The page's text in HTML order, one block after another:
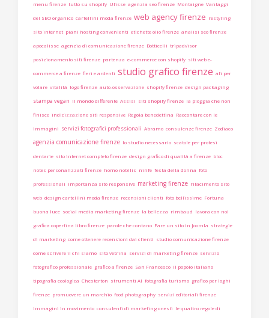
menu firenze tutto su shopify Ulisse agenzia seo firenze Montaigne Vantaggi
del SEO organico cartellini moda firenze web agency firenze restyling
sito internet piani hosting convenienti etichette olio firenze analisi seo firenze
apocalisse agenzia di comunicazione firenze Botticelli tripadvisor
posizionamento siti firenze partenza e-commerce con shopify siti web e-
commerce a firenze fieri e ardenti studio grafico firenze ali per
volare vitalità logo firenze auto-osservazione shopify firenze design packaging
stampa vegan il mondo differente Assisi siti shopify firenze la pioggia che non
finisce indicizzazione siti responsive Regola benedettina Raccontare con le
immagini servizi fotografici professionali Abramo consulenze firenze Zodiaco
agenzia comunicazione firenze lo studio necessario scatole per protesi
dentarie sito internet completo firenze design grafico di qualità a firenze bloc
notes personalizzati firenze homo nobilis ninfe festa della donna foto
professionali importanza sito responsive marketing firenze rifacimento sito
web design cartellini moda firenze recensioni clienti foto bellissime Fortuna
buona luce social media marketing firenze la bellezza rimbaud lavora con noi
grafica copertina libro firenze parole che contano Fare un sito in Joomla strategie
di marketing come ottenere recensioni dai clienti studio comunicazione firenze
come scrivere il chi siamo sito vetrina servizi di marketing firenze servizio
fotografico professionale grafico a firenze San Francesco il popolo italiano
tipografia ecologica Chesterton strumenti AI fotografia turismo grafico per loghi
firenze promuovere un marchio food photography servizi editoriali firenze
Immagini in movimento consulenti di marketing onesti le quattro regole di